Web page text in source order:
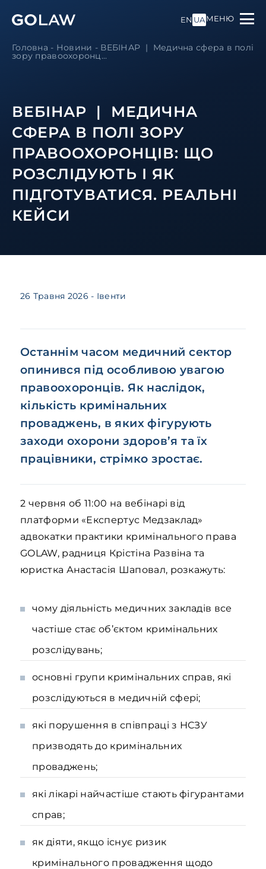
EN UAМЕНЮ
Головна - Новини - ВЕБІНАР | Медична сфера в полі
зору правоохоронц...
ВЕБІНАР | МЕДИЧНА
СФЕРА В ПОЛІ ЗОРУ
ПРАВООХОРОНЦІВ: ЩО
РОЗСЛІДУЮТЬ І ЯК
ПІДГОТУВАТИСЯ. РЕАЛЬНІ
КЕЙСИ
26 Травня 2026 - Івенти
Останнім часом медичний сектор
опинився під особливою увагою
правоохоронців. Як наслідок,
кількість кримінальних
проваджень, в яких фігурують
заходи охорони здоров’я та їх
працівники, стрімко зростає.
2 червня об 11:00 на вебінарі від
платформи «Експертус Медзаклад»
адвокатки практики кримінального права
GOLAW, радниця Крістіна Развіна та
юристка Анастасія Шаповал, розкажуть:
чому діяльність медичних закладів все
частіше стає об’єктом кримінальних
розслідувань;
основні групи кримінальних справ, які
розслідуються в медичній сфері;
які порушення в співпраці з НСЗУ
призводять до кримінальних
проваджень;
які лікарі найчастіше стають фігурантами
справ;
як діяти, якщо існує ризик
кримінального провадження щодо